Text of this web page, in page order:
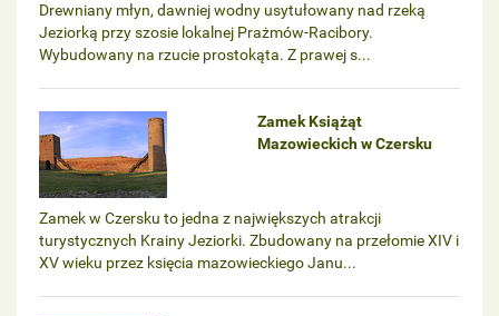
Drewniany młyn, dawniej wodny usytułowany nad rzeką
Jeziorką przy szosie lokalnej Prażmów-Racibory.
Wybudowany na rzucie prostokąta. Z prawej s...
Zamek Książąt
Mazowieckich w Czersku
Zamek w Czersku to jedna z największych atrakcji
turystycznych Krainy Jeziorki. Zbudowany na przełomie XIV i
XV wieku przez księcia mazowieckiego Janu...